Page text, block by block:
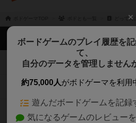
どってん
ボードゲームのプレイ履歴を記
て、
自分のデータを管理しません
約75,000人がボドゲーマを利用
遊んだボードゲームを記録
気になるゲームのレビュー
ボドゲーマTOP
ボードゲームを検索する
ボードゲームの新着レビュー
ボードゲーム会情報